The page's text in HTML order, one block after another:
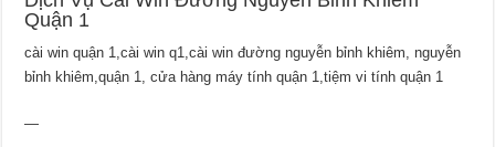
Quận 1
cài win quận 1,cài win q1,cài win đường nguyễn bỉnh khiêm, nguyễn
bỉnh khiêm,quận 1, cửa hàng máy tính quận 1,tiệm vi tính quận 1
—